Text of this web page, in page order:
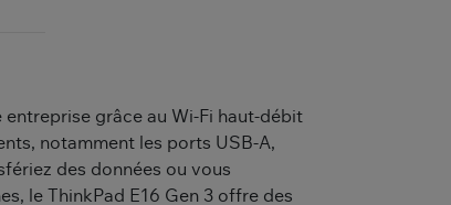
grâce au Wi-Fi haut-débit
notamment les ports USB-A,
des données ou vous
le ThinkPad E16 Gen 3 offre des